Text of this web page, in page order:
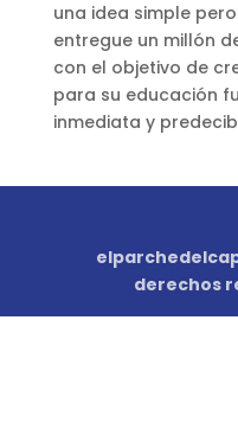
una idea simple
entregue un millón
con el objetivo de
para su educación
inmediata y
derechos